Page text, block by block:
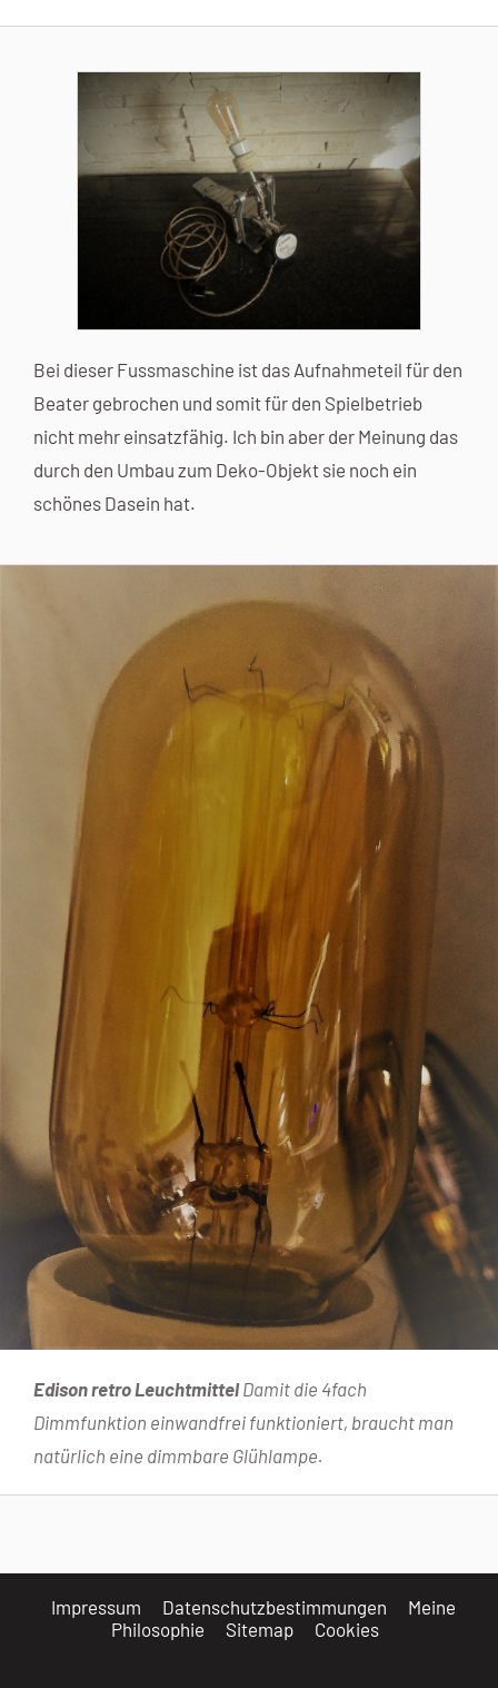
Bei dieser Fussmaschine ist das Aufnahmeteil für den
Beater gebrochen und somit für den Spielbetrieb
nicht mehr einsatzfähig. Ich bin aber der Meinung das
durch den Umbau zum Deko-Objekt sie noch ein
schönes Dasein hat.
Edison retro LeuchtmittelDamit die 4fach
Dimmfunktion einwandfrei funktioniert, braucht man
natürlich eine dimmbare Glühlampe.
Impressum Datenschutzbestimmungen
Meine
Philosophie
Sitemap Cookies